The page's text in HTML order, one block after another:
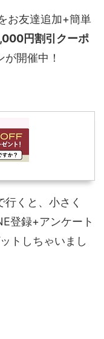
お友達追加+簡単
円割引クーポ
が開催中！
くと、小さく
登録+アンケート
トしちゃいまし